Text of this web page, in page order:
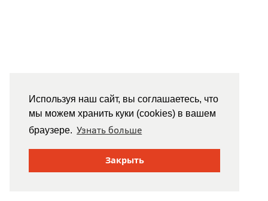
Используя наш сайт, вы соглашаетесь, что
мы можем хранить куки (cookies) в вашем
браузере. Узнать больше
Закрыть